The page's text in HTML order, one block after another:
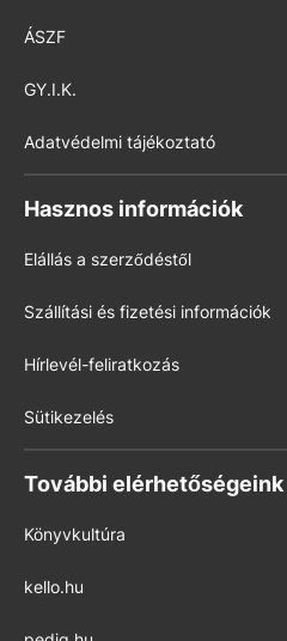
ÁSZF
GY.I.K.
Adatvédelmi tájékoztató
Hasznos információk
Elállás a szerződéstől
Szállítási és fizetési információk
Hírlevél-feliratkozás
Sütikezelés
További elérhetőségeink
Könyvkultúra
kello.hu